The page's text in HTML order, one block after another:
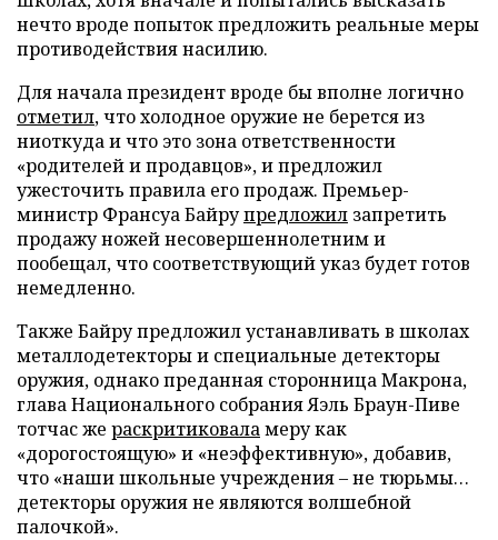
нечто вроде попыток предложить реальные меры
противодействия насилию.
Для начала президент вроде бы вполне логично
отметил, что холодное оружие не берется из
ниоткуда и что это зона ответственности
«родителей и продавцов», и предложил
ужесточить правила его продаж. Премьер-
министр Франсуа Байрупредложил запретить
продажу ножей несовершеннолетним и
пообещал, что соответствующий указ будет готов
немедленно.
Также Байру предложил устанавливать в школах
металлодетекторы и специальные детекторы
оружия, однако преданная сторонница Макрона,
глава Национального собрания Яэль Браун-Пиве
тотчас же раскритиковаламеру как
«дорогостоящую» и «неэффективную», добавив,
что «наши школьные учреждения – не тюрьмы…
детекторы оружия не являются волшебной
палочкой».